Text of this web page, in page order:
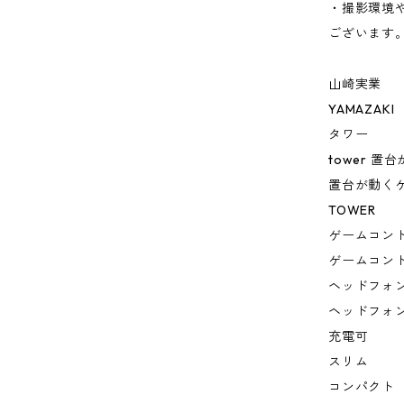
・撮影環境
ございます
山崎実業
YAMAZAKI
タワー
tower 置台
置台が動く
TOWER
ゲームコン
ゲームコン
ヘッドフォ
ヘッドフォ
充電可
スリム
コンパクト